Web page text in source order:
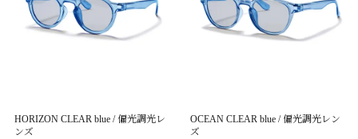
HORIZON CLEAR blue / 偏光調光レ
ンズ
OCEAN CLEAR blue / 偏光調光レン
ズ